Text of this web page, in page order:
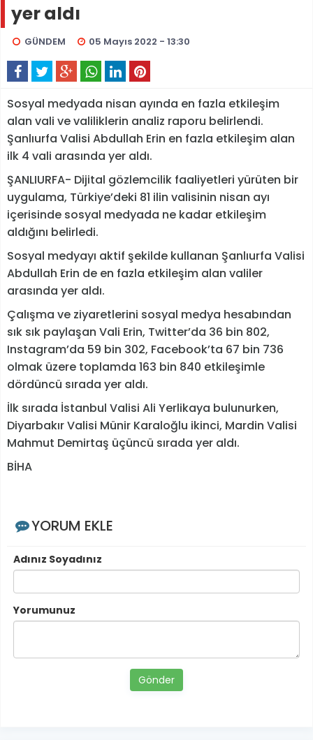
yer aldı
GÜNDEM 05 Mayıs 2022 - 13:30
Sosyal medyada nisan ayında en fazla etkileşim
alan vali ve valiliklerin analiz raporu belirlendi.
Şanlıurfa Valisi Abdullah Erin en fazla etkileşim alan
ilk 4 vali arasında yer aldı.
ŞANLIURFA- Dijital gözlemcilik faaliyetleri yürüten bir
uygulama, Türkiye’deki 81 ilin valisinin nisan ayı
içerisinde sosyal medyada ne kadar etkileşim
aldığını belirledi.
Sosyal medyayı aktif şekilde kullanan Şanlıurfa Valisi
Abdullah Erin de en fazla etkileşim alan valiler
arasında yer aldı.
Çalışma ve ziyaretlerini sosyal medya hesabından
sık sık paylaşan Vali Erin, Twitter’da 36 bin 802,
Instagram’da 59 bin 302, Facebook’ta 67 bin 736
olmak üzere toplamda 163 bin 840 etkileşimle
dördüncü sırada yer aldı.
İlk sırada İstanbul Valisi Ali Yerlikaya bulunurken,
Diyarbakır Valisi Münir Karaloğlu ikinci, Mardin Valisi
Mahmut Demirtaş üçüncü sırada yer aldı.
BİHA
YORUM EKLE
Adınız Soyadınız
Yorumunuz
Gönder